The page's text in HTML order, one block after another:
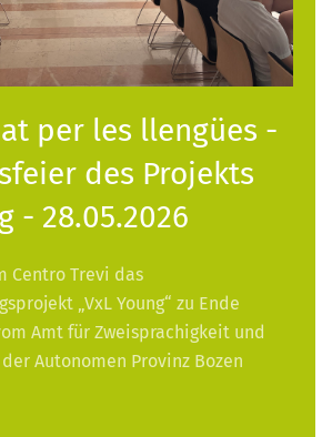
per les llengües -
des Projekts
- 28.05.2026
Centro Trevi das
„VxL Young“ zu Ende
Amt für Zweisprachigkeit und
Autonomen Provinz Bozen